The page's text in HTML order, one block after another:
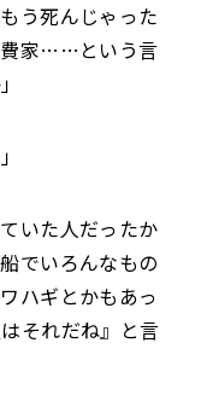
う死んじゃった
費家……という言
いた人だったか
でいろんなもの
ハギとかもあっ
それだね』と言